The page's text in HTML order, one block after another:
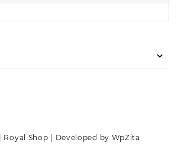
Shop | Developed by WpZita